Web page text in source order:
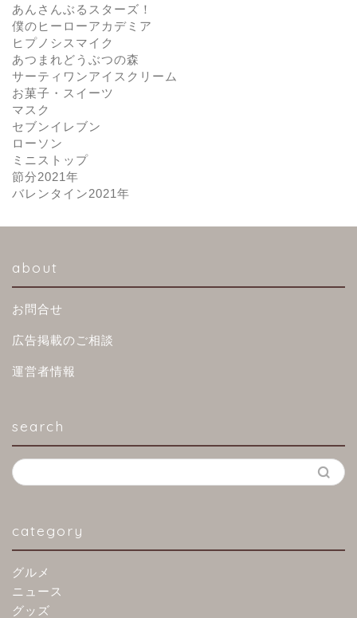
あんさんぶるスターズ！
僕のヒーローアカデミア
ヒプノシスマイク
あつまれどうぶつの森
サーティワンアイスクリーム
お菓子・スイーツ
マスク
セブンイレブン
ローソン
ミニストップ
節分2021年
バレンタイン2021年
about
お問合せ
広告掲載のご相談
運営者情報
search
category
グルメ
ニュース
グッズ